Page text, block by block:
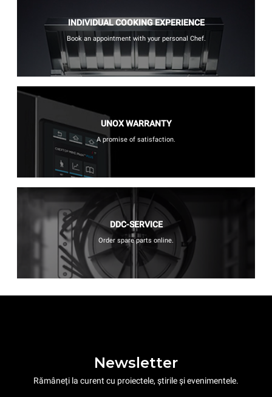
INDIVIDUAL COOKING EXPERIENCE
Book an appointment with your personal Chef.
UNOX WARRANTY
A promise of satisfaction.
DDC-SERVICE
Order spare parts online.
Newsletter
Rămâneți la curent cu proiectele, știrile și evenimentele.